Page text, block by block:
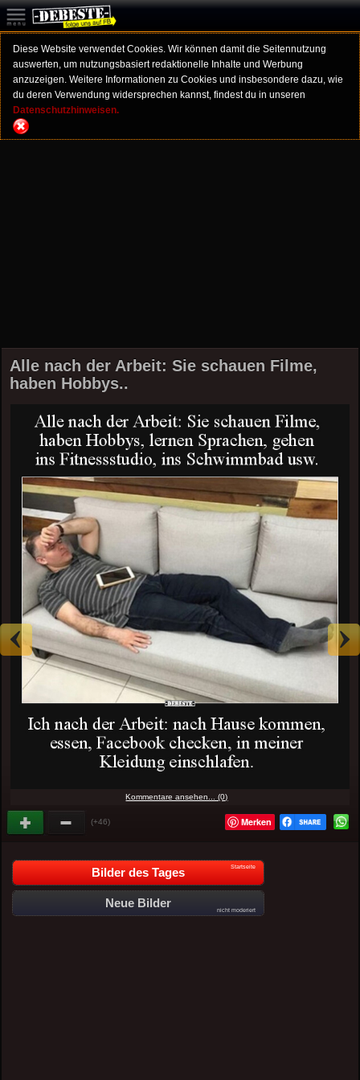
Diese Website verwendet Cookies. Wir können damit die Seitennutzung
auswerten, um nutzungsbasiert redaktionelle Inhalte und Werbung
anzuzeigen. Weitere Informationen zu Cookies und insbesondere dazu, wie
du deren Verwendung widersprechen kannst, findest du in unseren
Datenschutzhinweisen.
Alle nach der Arbeit: Sie schauen Filme,
haben Hobbys..
Kommentare ansehen... (0)
(+46) Merken
Bilder des Tages Startseite
Neue Bilder
nicht moderiert